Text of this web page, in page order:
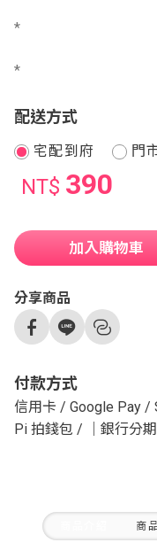
*
*
配送方式
宅配到府 門
NT$ 390
加入購物車
分享商品
付款方式
信用卡 / Google Pay /
Pi 拍錢包 / ｜銀行分期
商